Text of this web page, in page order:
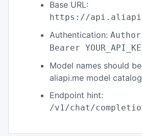
Base URL:
https://
Authentication:
Bearer
Model names should
aliapi.me model
Endpoint hint:
/v1/chat/